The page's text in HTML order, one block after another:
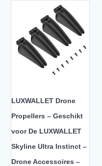
LUXWALLET Drone
Propellers – Geschikt
voor De LUXWALLET
Skyline Ultra Instinct –
Drone Accessoires –